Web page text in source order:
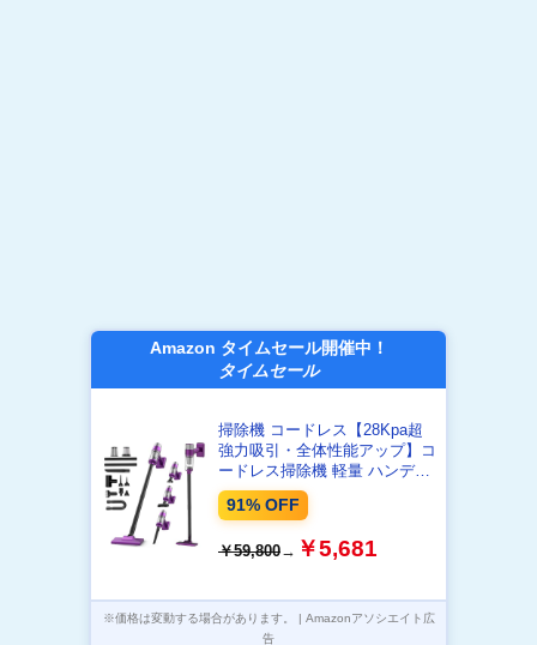
Amazon タイムセール開催中！
タイムセール
掃除機 コードレス【28Kpa超
強力吸引・全体性能アップ】コ
ードレス掃除機 軽量 ハンディ
ー スティッククリーナー USB
充電式 Purple
91% OFF
￥59,800→ ￥5,681
※価格は変動する場合があります。 | Amazonアソシエイト広
告